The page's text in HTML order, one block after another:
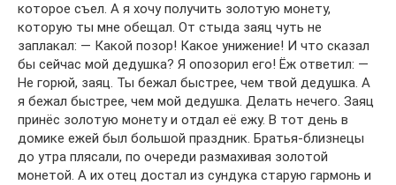
которое съел. А я хочу получить золотую монету,
которую ты мне обещал. От стыда заяц чуть не
заплакал: — Какой позор! Какое унижение! И что сказал
бы сейчас мой дедушка? Я опозорил его! Ёж ответил: —
Не горюй, заяц. Ты бежал быстрее, чем твой дедушка. А
я бежал быстрее, чем мой дедушка. Делать нечего. Заяц
принёс золотую монету и отдал её ежу. В тот день в
домике ежей был большой праздник. Братья-близнецы
до утра плясали, по очереди размахивая золотой
монетой. А их отец достал из сундука старую гармонь и